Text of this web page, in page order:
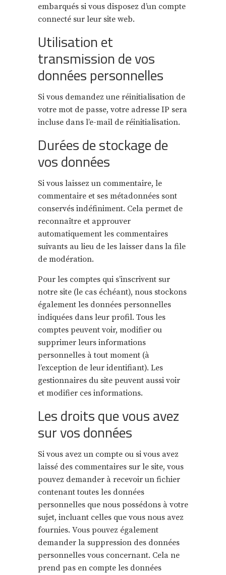
embarqués si vous disposez d’un compte
connecté sur leur site web.
Utilisation et
transmission de vos
données personnelles
Si vous demandez une réinitialisation de
votre mot de passe, votre adresse IP sera
incluse dans l’e-mail de réinitialisation.
Durées de stockage de
vos données
Si vous laissez un commentaire, le
commentaire et ses métadonnées sont
conservés indéfiniment. Cela permet de
reconnaître et approuver
automatiquement les commentaires
suivants au lieu de les laisser dans la file
de modération.
Pour les comptes qui s’inscrivent sur
notre site (le cas échéant), nous stockons
également les données personnelles
indiquées dans leur profil. Tous les
comptes peuvent voir, modifier ou
supprimer leurs informations
personnelles à tout moment (à
l’exception de leur identifiant). Les
gestionnaires du site peuvent aussi voir
et modifier ces informations.
Les droits que vous avez
sur vos données
Si vous avez un compte ou si vous avez
laissé des commentaires sur le site, vous
pouvez demander à recevoir un fichier
contenant toutes les données
personnelles que nous possédons à votre
sujet, incluant celles que vous nous avez
fournies. Vous pouvez également
demander la suppression des données
personnelles vous concernant. Cela ne
prend pas en compte les données